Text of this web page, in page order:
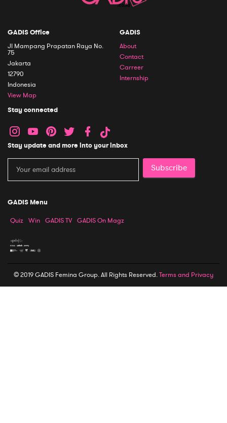
GADIS Office
Jl Mampang Prapatan Raya No.
75
Jakarta
12790
Indonesia
View Map
GADIS
About
Contact
Carreer
Internship
Stay connected
Stay update and more into your inbox
Subscribe
GADIS Menu
Quiz Win GADIS TV GADIS On Magz
© 2019 GADIS Femina Group. All Rights Reserved.Terms and Privacy